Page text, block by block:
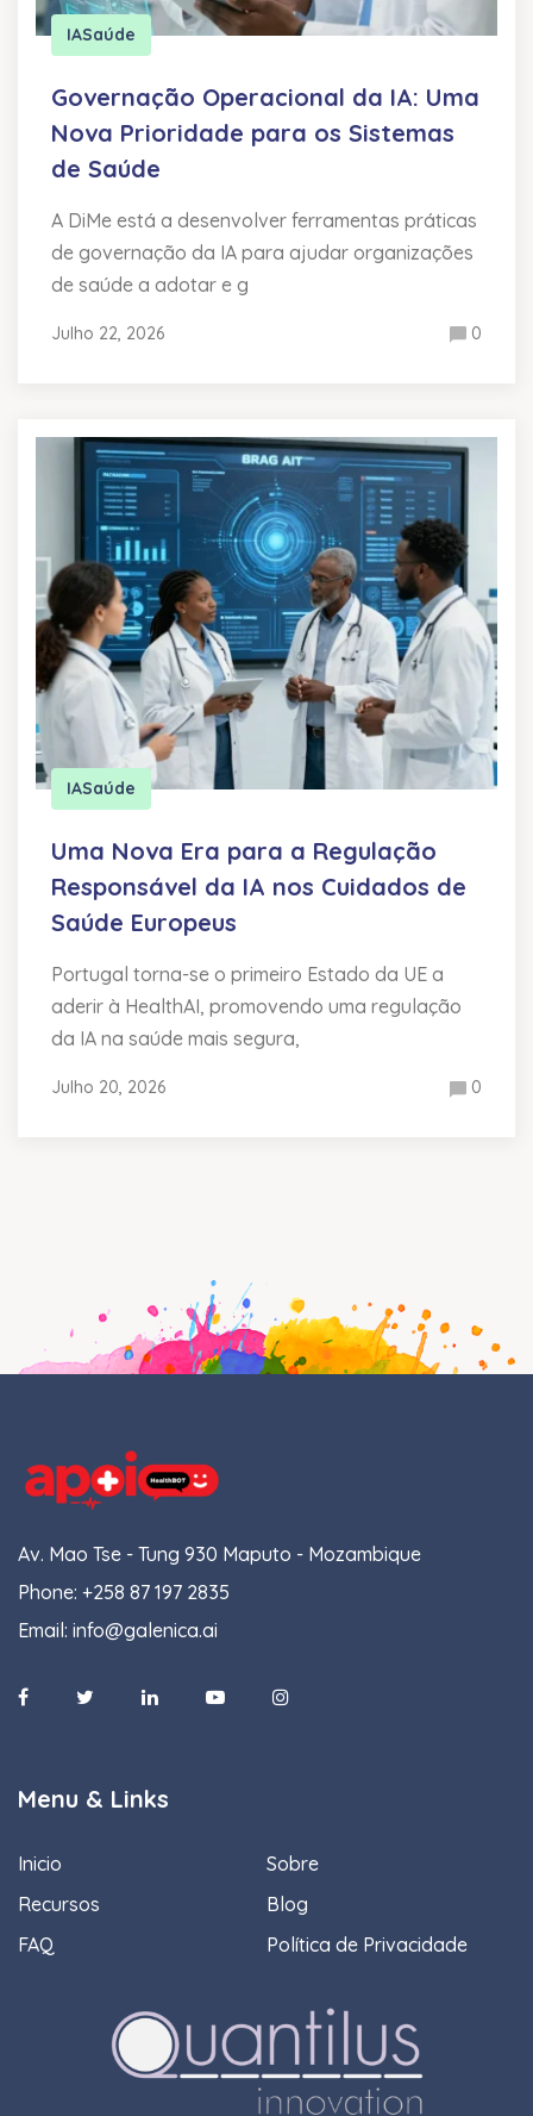
IASaúde
Governação Operacional da IA: Uma
Nova Prioridade para os Sistemas
de Saúde
A DiMe está a desenvolver ferramentas práticas
de governação da IA para ajudar organizações
de saúde a adotar e g
Julho 22, 2026 0
IASaúde
Uma Nova Era para a Regulação
Responsável da IA nos Cuidados de
Saúde Europeus
Portugal torna-se o primeiro Estado da UE a
aderir à HealthAI, promovendo uma regulação
da IA na saúde mais segura,
Julho 20, 2026 0
Av. Mao Tse - Tung 930 Maputo - Mozambique
Phone: +258 87 197 2835
Email: info@galenica.ai
Menu & Links
Inicio
Sobre
Recursos
Blog
FAQ
Política de Privacidade